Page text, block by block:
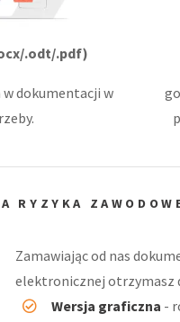
.odt/.pdf)
dokumentacji w
RYZYKA
Zamawiając od nas
elektronicznej otrzymasz
Wersja graficzna -